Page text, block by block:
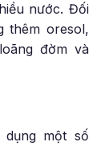
nước. Đối
thêm oresol,
đờm và
một số